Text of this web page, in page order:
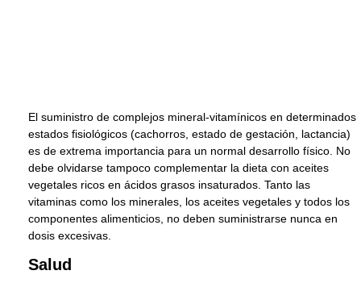
El suministro de complejos mineral-vitamínicos en determinados
estados fisiológicos (cachorros, estado de gestación, lactancia)
es de extrema importancia para un normal desarrollo físico. No
debe olvidarse tampoco complementar la dieta con aceites
vegetales ricos en ácidos grasos insaturados. Tanto las
vitaminas como los minerales, los aceites vegetales y todos los
componentes alimenticios, no deben suministrarse nunca en
dosis excesivas.
Salud